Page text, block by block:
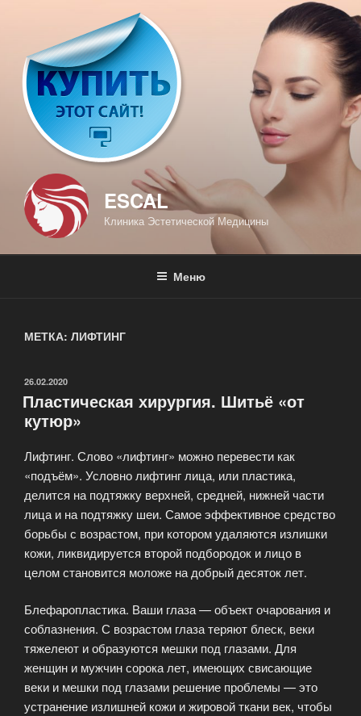
содержимому
ESCAL
Клиника Эстетической Медицины
Меню
МЕТКА: ЛИФТИНГ
ОПУБЛИКОВАНО
26.02.2020
Пластическая хирургия. Шитьё «от
кутюр»
Лифтинг. Слово «лифтинг» можно перевести как
«подъём». Условно лифтинг лица, или пластика,
делится на подтяжку верхней, средней, нижней части
лица и на подтяжку шеи. Самое эффективное средство
борьбы с возрастом, при котором удаляются излишки
кожи, ликвидируется второй подбородок и лицо в
целом становится моложе на добрый десяток лет.
Блефаропластика. Ваши глаза — объект очарования и
соблазнения. С возрастом глаза теряют блеск, веки
тяжелеют и образуются мешки под глазами. Для
женщин и мужчин сорока лет, имеющих свисающие
веки и мешки под глазами решение проблемы — это
устранение излишней кожи и жировой ткани век, чтобы